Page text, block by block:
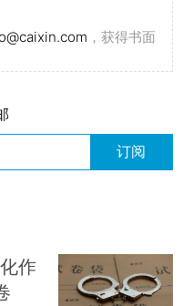
，获得书面
订阅
作